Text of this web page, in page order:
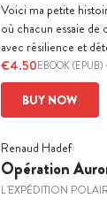
Voici ma petite
où chacun essaie
avec résilience et
€4.50EBOOK (EPUB)
BUY NOW
Renaud Hadef
Opération
L'EXPÉDITION